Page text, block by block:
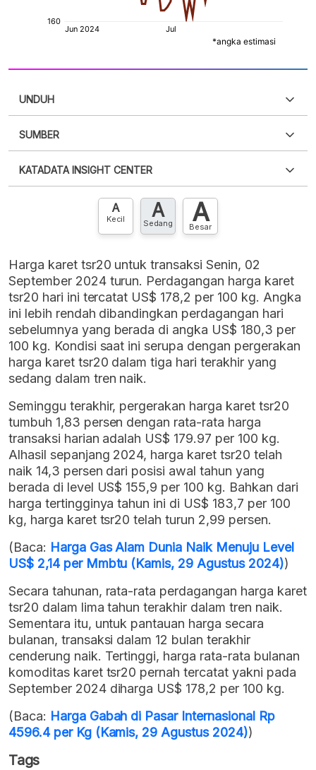
UNDUH
XLS
SUMBER
punya akun?Silakan Daftar sekarang
KATADATA INSIGHT CENTER
Hubungi sekarang »
A
Kecil A
Sedang A
Besar
Harga karet tsr20 untuk transaksi Senin, 02
September 2024 turun. Perdagangan harga karet
tsr20 hari ini tercatat US$ 178,2 per 100 kg. Angka
ini lebih rendah dibandingkan perdagangan hari
sebelumnya yang berada di angka US$ 180,3 per
100 kg. Kondisi saat ini serupa dengan pergerakan
harga karet tsr20 dalam tiga hari terakhir yang
sedang dalam tren naik.
Seminggu terakhir, pergerakan harga karet tsr20
tumbuh 1,83 persen dengan rata-rata harga
transaksi harian adalah US$ 179.97 per 100 kg.
Alhasil sepanjang 2024, harga karet tsr20 telah
naik 14,3 persen dari posisi awal tahun yang
berada di level US$ 155,9 per 100 kg. Bahkan dari
harga tertingginya tahun ini di US$ 183,7 per 100
kg, harga karet tsr20 telah turun 2,99 persen.
(Baca: Harga Gas Alam Dunia Naik Menuju Level
US$ 2,14 per Mmbtu (Kamis, 29 Agustus 2024))
Secara tahunan, rata-rata perdagangan harga karet
tsr20 dalam lima tahun terakhir dalam tren naik.
Sementara itu, untuk pantauan harga secara
bulanan, transaksi dalam 12 bulan terakhir
cenderung naik. Tertinggi, harga rata-rata bulanan
komoditas karet tsr20 pernah tercatat yakni pada
September 2024 diharga US$ 178,2 per 100 kg.
(Baca: Harga Gabah di Pasar Internasional Rp
4596.4 per Kg (Kamis, 29 Agustus 2024))
Tags